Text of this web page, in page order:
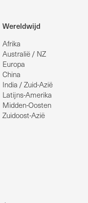
Compliance
Tuesday
Training - Aug.
2026
2026
Wereldwijd
Afrika
Australië / NZ
Europa
China
India / Zuid-Azië
Latijns-Amerika
Midden-Oosten
Zuidoost-Azië